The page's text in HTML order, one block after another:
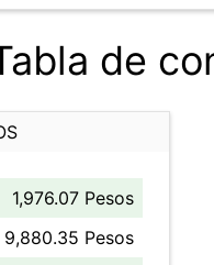
de
1,976.07 Pesos
9,880.35 Pesos